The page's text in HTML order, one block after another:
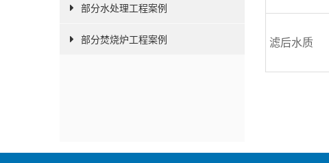
部分水处理工程案例
部分焚烧炉工程案例 滤后水质